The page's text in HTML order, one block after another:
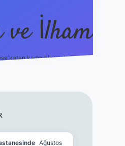
ve İlham
katan kadın hikayeleri!
Ağustos
https://